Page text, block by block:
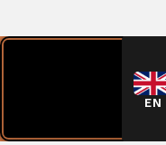
EN